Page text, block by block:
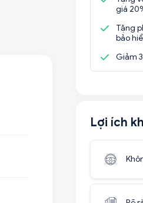
giá
Tặng
bảo
Giảm
Lợi ích